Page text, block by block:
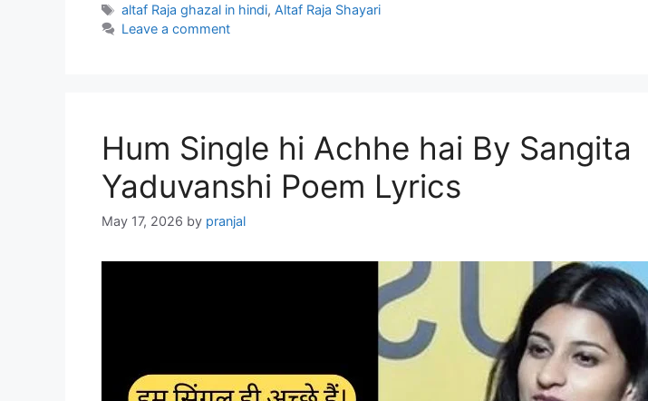
Tags
altaf Raja ghazal in hindi, Altaf Raja Shayari
Leave a comment
Hum Single hi Achhe hai By Sangita
Yaduvanshi Poem Lyrics
May 17, 2026 by pranjal